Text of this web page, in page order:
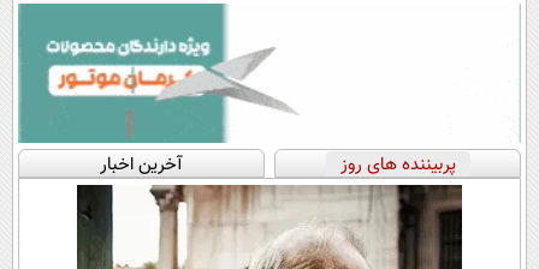
پربیننده های روز آخرین اخبار